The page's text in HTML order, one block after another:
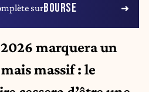
surBOURSE
marquera un
massif : le